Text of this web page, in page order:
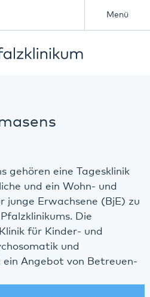
Menü
gehören eine Tagesklinik
und ein Wohn- und
junge Erwachsene (BjE) zu
Die
für Kinder- und
und
ein Angebot von Betreuen-